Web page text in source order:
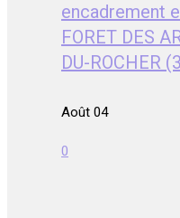
encadrement
FORET DES
DU-ROCHER
Août 04
0